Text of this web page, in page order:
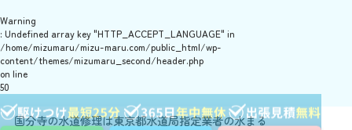
Warning
: Undefined array key "HTTP_ACCEPT_LANGUAGE" in
/home/mizumaru/mizu-maru.com/public_html/wp-
content/themes/mizumaru_second/header.php
on line
50
国分寺の水道修理は東京都水道局指定業者の水まる